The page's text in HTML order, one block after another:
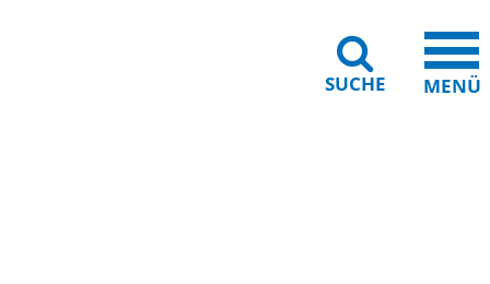
SUCHE MENÜ